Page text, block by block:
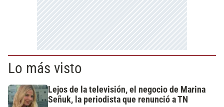
Lo más visto
Lejos de la televisión, el negocio de Marina
Señuk, la periodista que renunció a TN